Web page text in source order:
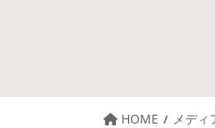
HOME メディ